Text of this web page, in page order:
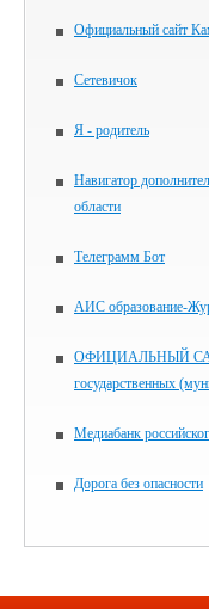
Официальный сайт
Сетевичок
Я - родитель
Навигатор
области
Телеграмм Бот
АИС образование-
ОФИЦИАЛЬНЫЙ
государственных
Медиабанк
Дорога без опасности